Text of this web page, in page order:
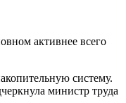
активнее всего
систему.
министр труда